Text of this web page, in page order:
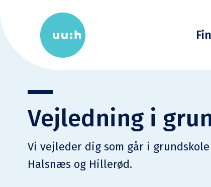
Vejledning i
Vi vejleder dig som går i
Halsnæs og Hillerød.